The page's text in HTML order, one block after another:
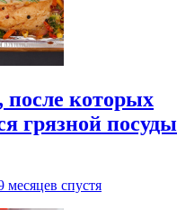
которых
грязной посуды
месяцев спустя